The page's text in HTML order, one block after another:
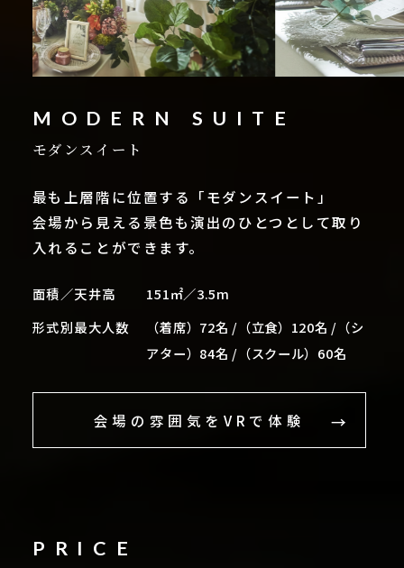
MODERN SUITE
モダンスイート
最も上層階に位置する「モダンスイート」
会場から見える景色も演出のひとつとして取り
入れることができます。
面積／天井高
151㎡／3.5m
形式別最大人数
（着席）72名 /（立食）120名 /（シ
アター）84名 /（スクール）60名
会場の雰囲気をVRで体験
PRICE